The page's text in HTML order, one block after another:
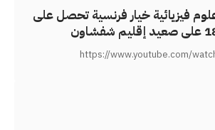
فيزيائية خيار فرنسية تحصل على
https://www.youtube.com/